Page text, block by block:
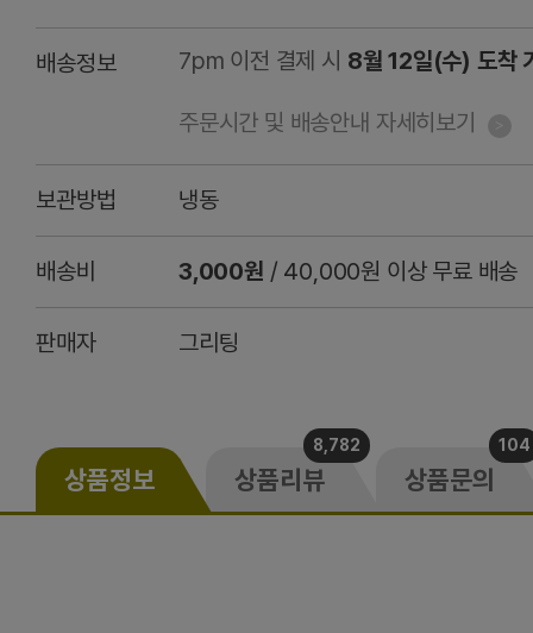
배송정보 7pm 이전 결제 시 8월 12일(수) 도착
주문시간 및 배송안내 자세히보기
보관방법 냉동
배송비 3,000원 / 40,000원 이상 무료 배송
판매자 그리팅
상품정보 상품리뷰
8,782
상품문의
104